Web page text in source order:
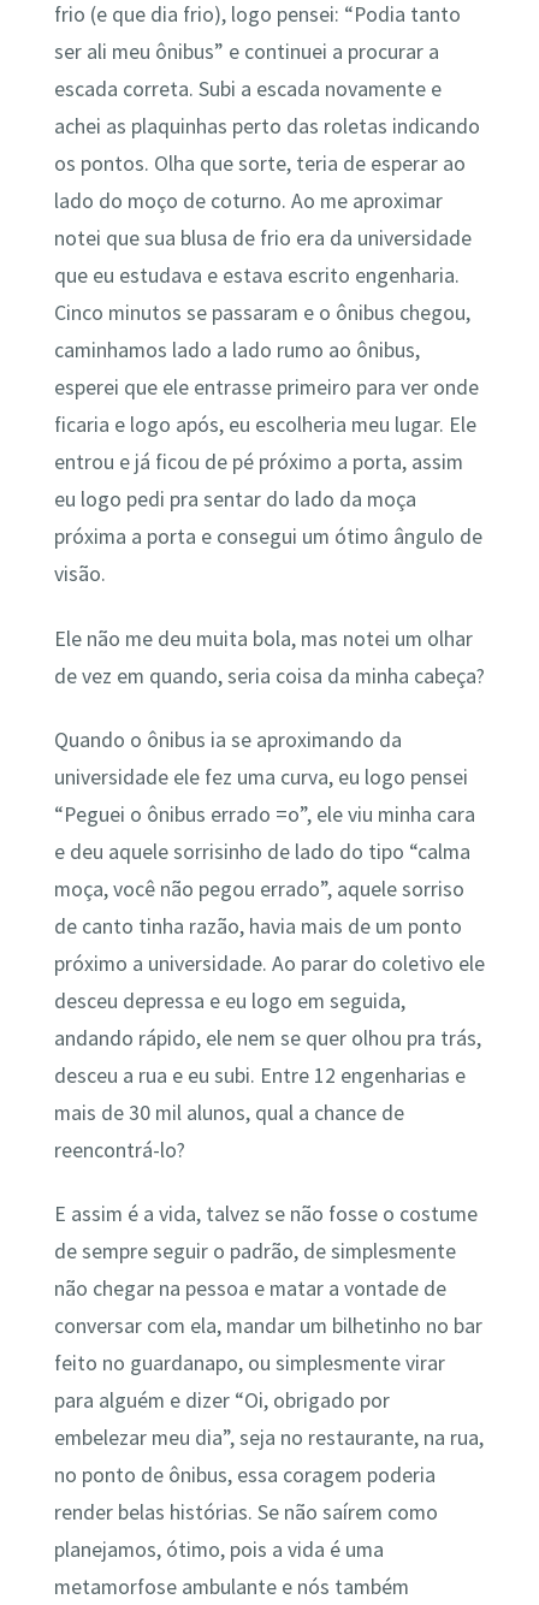
frio (e que dia frio), logo pensei: “Podia tanto
ser ali meu ônibus” e continuei a procurar a
escada correta. Subi a escada novamente e
achei as plaquinhas perto das roletas indicando
os pontos. Olha que sorte, teria de esperar ao
lado do moço de coturno. Ao me aproximar
notei que sua blusa de frio era da universidade
que eu estudava e estava escrito engenharia.
Cinco minutos se passaram e o ônibus chegou,
caminhamos lado a lado rumo ao ônibus,
esperei que ele entrasse primeiro para ver onde
ficaria e logo após, eu escolheria meu lugar. Ele
entrou e já ficou de pé próximo a porta, assim
eu logo pedi pra sentar do lado da moça
próxima a porta e consegui um ótimo ângulo de
visão.
Ele não me deu muita bola, mas notei um olhar
de vez em quando, seria coisa da minha cabeça?
Quando o ônibus ia se aproximando da
universidade ele fez uma curva, eu logo pensei
“Peguei o ônibus errado =o”, ele viu minha cara
e deu aquele sorrisinho de lado do tipo “calma
moça, você não pegou errado”, aquele sorriso
de canto tinha razão, havia mais de um ponto
próximo a universidade. Ao parar do coletivo ele
desceu depressa e eu logo em seguida,
andando rápido, ele nem se quer olhou pra trás,
desceu a rua e eu subi. Entre 12 engenharias e
mais de 30 mil alunos, qual a chance de
reencontrá-lo?
E assim é a vida, talvez se não fosse o costume
de sempre seguir o padrão, de simplesmente
não chegar na pessoa e matar a vontade de
conversar com ela, mandar um bilhetinho no bar
feito no guardanapo, ou simplesmente virar
para alguém e dizer “Oi, obrigado por
embelezar meu dia”, seja no restaurante, na rua,
no ponto de ônibus, essa coragem poderia
render belas histórias. Se não saírem como
planejamos, ótimo, pois a vida é uma
metamorfose ambulante e nós também